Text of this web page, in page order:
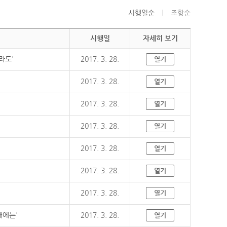
시행일순 조항순
시행일 자세히 보기
도' 2017. 3. 28. 열기
2017. 3. 28. 열기
2017. 3. 28. 열기
2017. 3. 28. 열기
2017. 3. 28. 열기
2017. 3. 28. 열기
2017. 3. 28. 열기
에는' 2017. 3. 28. 열기